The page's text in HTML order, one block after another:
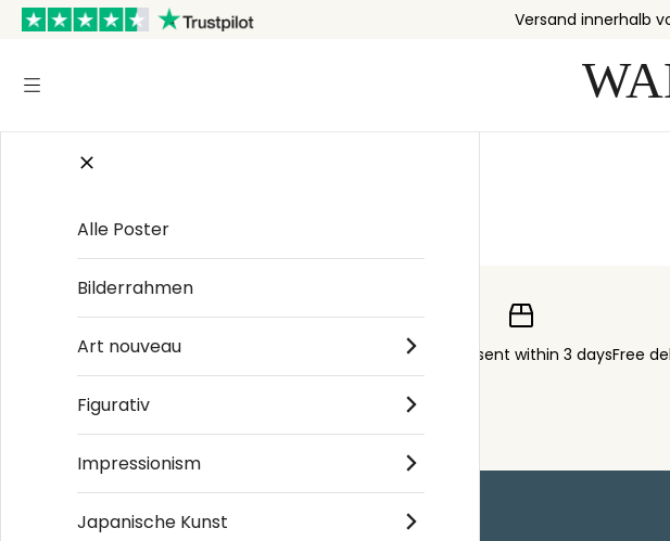
Versand innerhalb
Order sent within 3 daysFree
Alle Poster
Bilderrahmen
Art nouveau
Figurativ
Impressionism
Japanische Kunst